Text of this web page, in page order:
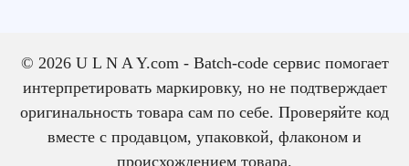
© 2026 U L N A Y.com - Batch-code сервис помогает
интерпретировать маркировку, но не подтверждает
оригинальность товара сам по себе. Проверяйте код
вместе с продавцом, упаковкой, флаконом и
происхождением товара.